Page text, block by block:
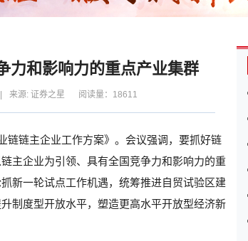
力和影响力的重点产业集群
来源: 证券之星 阅读量：18611
链链主企业工作方案》。会议强调，要抓好链
主企业为引领、具有全国竞争力和影响力的重
新一轮试点工作机遇，统筹推进自贸试验区建
制度型开放水平，塑造更高水平开放型经济新